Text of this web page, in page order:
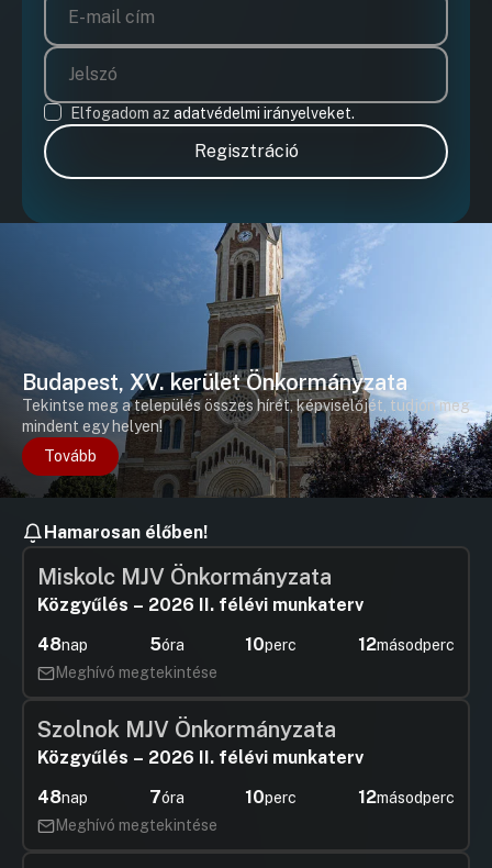
Elfogadom az adatvédelmi irányelveket.
Regisztráció
Budapest, XV. kerület Önkormányzata
Tekintse meg a település összes hírét, képviselőjét, tudjon meg
mindent egy helyen!
Tovább
Hamarosan élőben!
Miskolc MJV Önkormányzata
Közgyűlés – 2026 II. félévi munkaterv
48nap 5óra 10perc 11másodperc
Meghívó megtekintése
Szolnok MJV Önkormányzata
Közgyűlés – 2026 II. félévi munkaterv
48nap 7óra 10perc 11másodperc
Meghívó megtekintése